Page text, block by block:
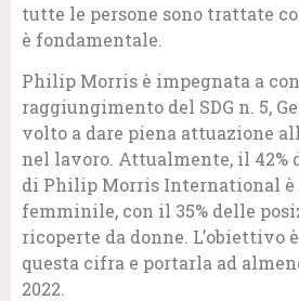
tutte le persone sono trattate
è fondamentale.
Philip Morris è impegnata a
raggiungimento del SDG n. 5,
volto a dare piena attuazione
nel lavoro. Attualmente, il 42%
di Philip Morris International è
femminile, con il 35% delle
ricoperte da donne. L’obiettivo
questa cifra e portarla ad
2022.